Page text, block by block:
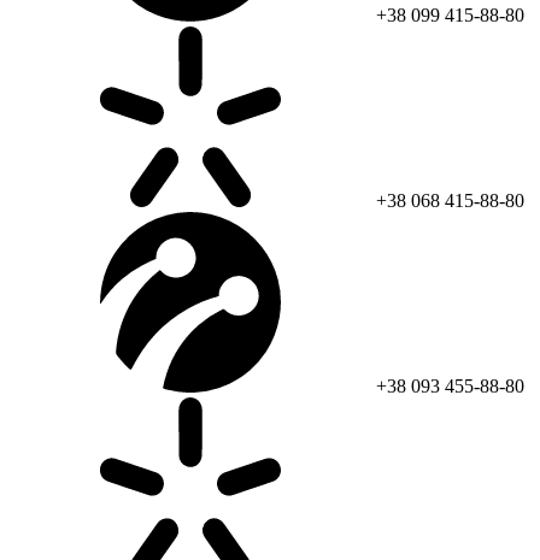
+38 099 415-88-80
+38 068 415-88-80
+38 093 455-88-80